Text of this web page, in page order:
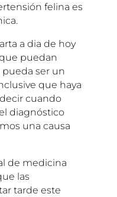
felina es
a dia de hoy
puedan
pueda ser un
que haya
cuando
diagnóstico
una causa
de medicina
las
tarde este